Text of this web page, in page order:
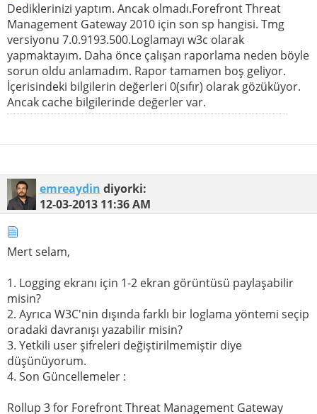
Dediklerinizi yaptım. Ancak olmadı.Forefront Threat
Management Gateway 2010 için son sp hangisi. Tmg
versiyonu 7.0.9193.500.Loglamayı w3c olarak
yapmaktayım. Daha önce çalışan raporlama neden böyle
sorun oldu anlamadım. Rapor tamamen boş geliyor.
İçerisindeki bilgilerin değerleri 0(sıfır) olarak gözüküyor.
Ancak cache bilgilerinde değerler var.
emreaydin diyorki:
12-03-2013 11:36 AM
Mert selam,
1. Logging ekranı için 1-2 ekran görüntüsü paylaşabilir
misin?
2. Ayrıca W3C'nin dışında farklı bir loglama yöntemi seçip
oradaki davranışı yazabilir misin?
3. Yetkili user şifreleri değiştirilmemiştir diye
düşünüyorum.
4. Son Güncellemeler :
Rollup 3 for Forefront Threat Management Gateway